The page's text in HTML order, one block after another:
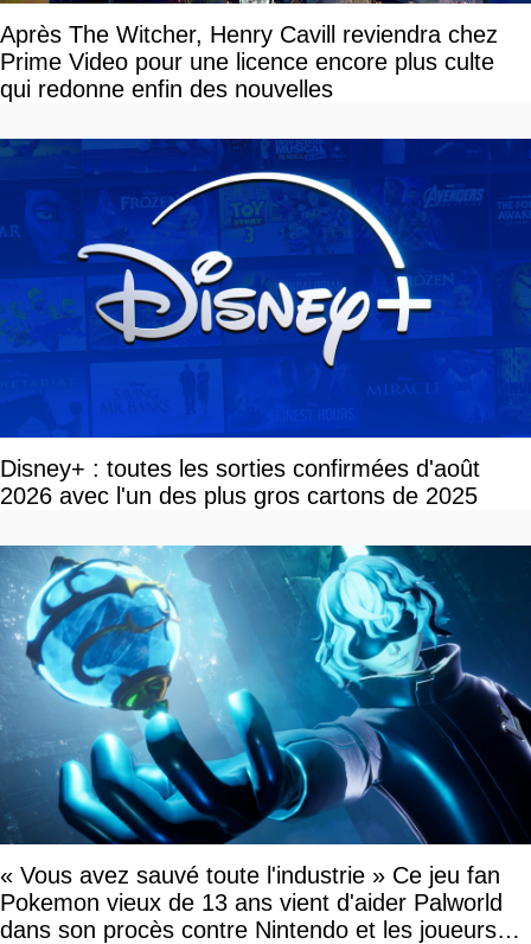
Après The Witcher, Henry Cavill reviendra chez
Prime Video pour une licence encore plus culte
qui redonne enfin des nouvelles
Disney+ : toutes les sorties confirmées d'août
2026 avec l'un des plus gros cartons de 2025
« Vous avez sauvé toute l'industrie » Ce jeu fan
Pokemon vieux de 13 ans vient d'aider Palworld
dans son procès contre Nintendo et les joueurs